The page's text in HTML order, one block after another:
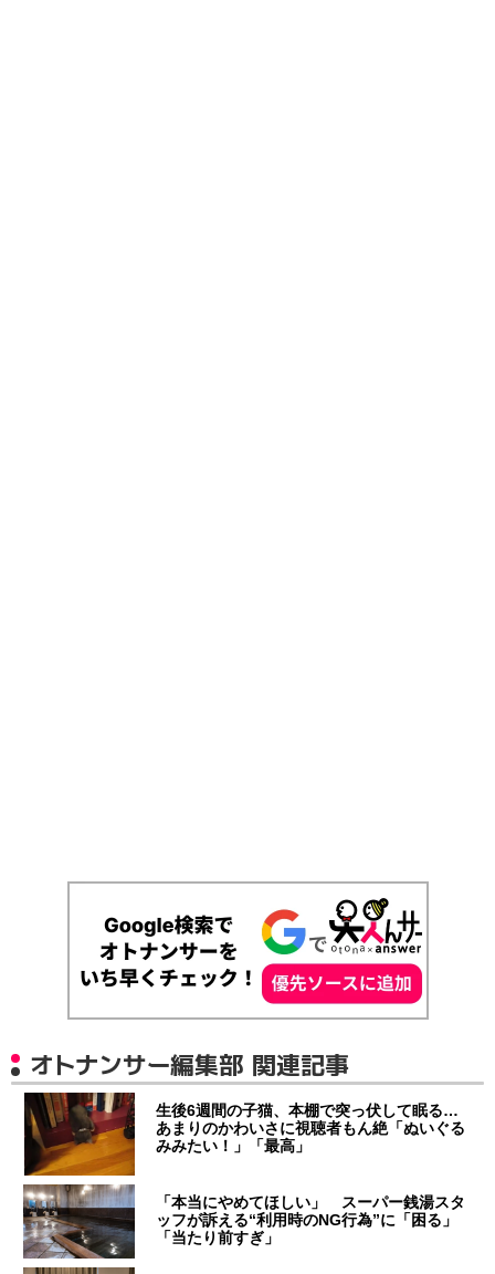
オトナンサー編集部 関連記事
生後6週間の子猫、本棚で突っ伏して眠る…
あまりのかわいさに視聴者もん絶「ぬいぐる
みみたい！」「最高」
「本当にやめてほしい」 スーパー銭湯スタ
ッフが訴える“利用時のNG行為”に「困る」
「当たり前すぎ」